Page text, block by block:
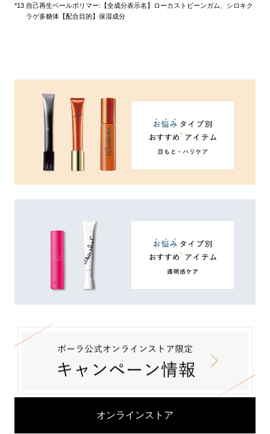
自己再生ベールポリマー:【全成分表示名】ローカストビーンガム、シロキク
ラゲ多糖体【配合目的】保湿成分
オンラインストア